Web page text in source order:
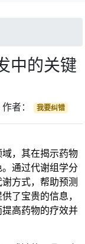
中的关键
作者： 我要纠错
，其在揭示药物
通过代谢组学分
方式，帮助预测
了宝贵的信息，
高药物的疗效并